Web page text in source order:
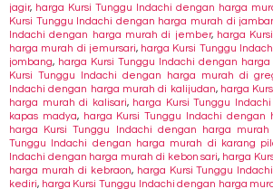
jagir, harga Kursi Tunggu Indachi dengan harga
Kursi Tunggu Indachi dengan harga murah di
Indachi dengan harga murah di jember, harga
harga murah di jemursari, harga Kursi Tunggu
jombang, harga Kursi Tunggu Indachi dengan
Kursi Tunggu Indachi dengan harga murah di
Indachi dengan harga murah di kalijudan, harga
harga murah di kalisari, harga Kursi Tunggu
kapas madya, harga Kursi Tunggu Indachi dengan
harga Kursi Tunggu Indachi dengan harga murah
Tunggu Indachi dengan harga murah di karang
Indachi dengan harga murah di kebon sari, harga
harga murah di kebraon, harga Kursi Tunggu
kediri, harga Kursi Tunggu Indachi dengan harga